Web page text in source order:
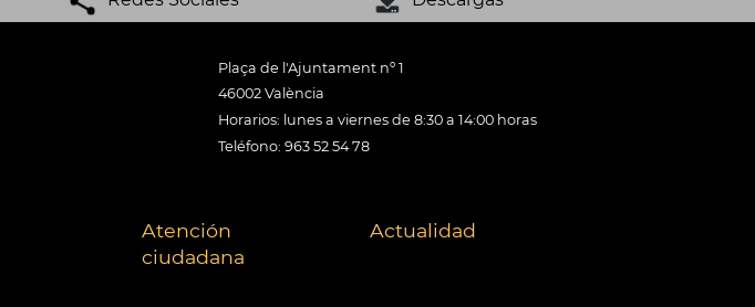
Plaça de l'Ajuntament nº 1
46002 València
Horarios: lunes a viernes de 8:30 a 14:00 horas
Teléfono: 963 52 54 78
Atención
ciudadana
Actualidad